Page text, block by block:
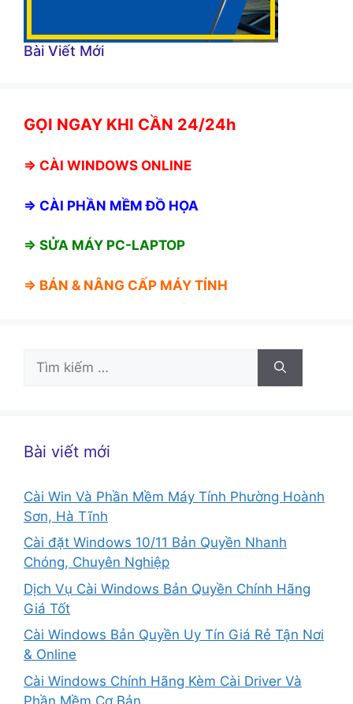
Bài Viết Mới
GỌI NGAY KHI CẦN 24/24h
⇒ CÀI WINDOWS ONLINE
⇒ CÀI PHẦN MỀM ĐỒ HỌA
⇒ SỬA MÁY PC-LAPTOP
⇒ BÁN & NÂNG CẤP MÁY TÍNH
Tìm
kiếm
Bài viết mới
Cài Win Và Phần Mềm Máy Tính Phường Hoành
Sơn, Hà Tĩnh
Cài đặt Windows 10/11 Bản Quyền Nhanh
Chóng, Chuyên Nghiệp
Dịch Vụ Cài Windows Bản Quyền Chính Hãng
Giá Tốt
Cài Windows Bản Quyền Uy Tín Giá Rẻ Tận Nơi
& Online
Cài Windows Chính Hãng Kèm Cài Driver Và
Phần Mềm Cơ Bản